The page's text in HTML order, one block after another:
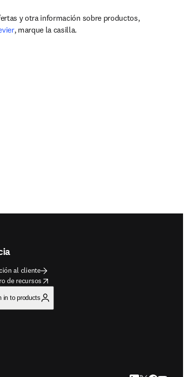
y otra información sobre productos,
opens in new tab/window
, marque la casilla.
al cliente
de recursos
in new tab/window
in to products